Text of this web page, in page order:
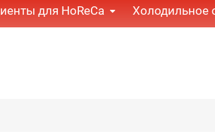
для HoReCa Холодильное